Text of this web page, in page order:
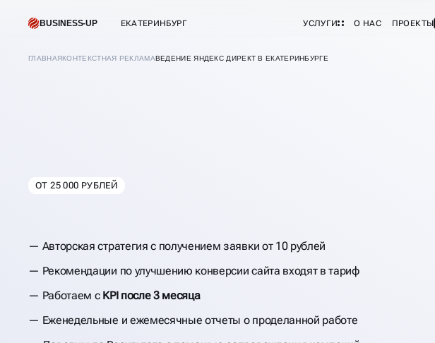
BUSINESS-UP ЕКАТЕРИНБУРГ УСЛУГИ О НАС ПРОЕКТЫ
ГЛАВНАЯКОНТЕКСТНАЯ РЕКЛАМАВЕДЕНИЕ ЯНДЕКС ДИРЕКТ В ЕКАТЕРИНБУРГЕ
ВЕДЕНИЕ ЯНДЕКС ДИРЕКТ
ОТ 25 000 РУБЛЕЙ
Авторская стратегия с получением заявки от 10 рублей
Рекомендации по улучшению конверсии сайта входят в тариф
Работаем с KPI после 3 месяца
Еженедельные и ежемесячные отчеты о проделанной работе